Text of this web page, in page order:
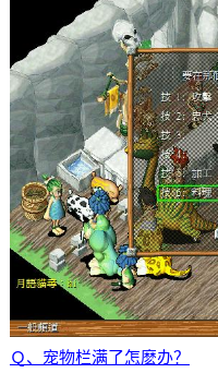
Ｑ、宠物栏满了怎麽办？